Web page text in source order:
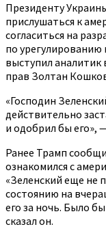
Президенту
прислушаться к
согласиться на
по урегулированию
выступил
прав Золтан
«Господин
действительно
и одобрил бы его»,
Ранее Трамп
ознакомился с
«Зеленский еще не
состоянию на
его за ночь. Было
сказал он.